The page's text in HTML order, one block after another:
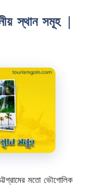
স্থান সমূহ |
মতো ভৌগোলিক